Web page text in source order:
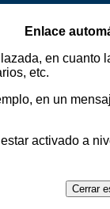
Enlace
en
etc.
en un
activado a